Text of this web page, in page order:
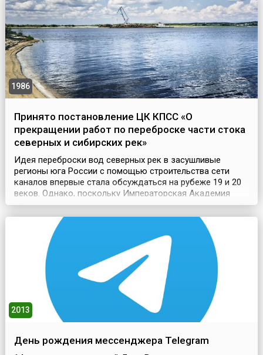
«Атлантической харти...
1986
Принято постановление ЦК КПСС «О
прекращении работ по переброске части стока
северных и сибирских рек»
Идея переброски вод северных рек в засушливые
регионы юга России с помощью строительства сети
каналов впервые стала обсуждаться на рубеже 19 и 20
веков. Однако, поскольку Императорская Академия
наук заявила о своем негативном отношении к таким
намерениям, серьезного их обсуждения не проводилось.
Вместе с тем, такой проект был реанимирован уже при
Советской власти. Планировалось, что канал длин...
2013
День рождения мессенджера Telegram